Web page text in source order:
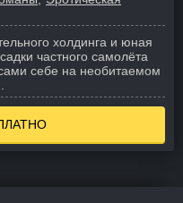
холдинга и юная
частного самолёта
себе на необитаемом